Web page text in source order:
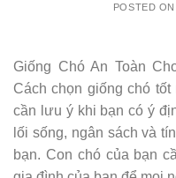
POSTED
Giống Chó An Toàn
Cách chọn giống chó
cần lưu ý khi bạn có ý
lối sống, ngân sách và
bạn. Con chó của bạn